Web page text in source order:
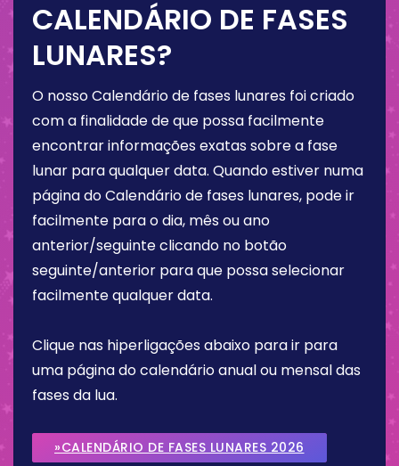
CALENDÁRIO DE FASES
LUNARES?
O nosso Calendário de fases lunares foi criado
com a finalidade de que possa facilmente
encontrar informações exatas sobre a fase
lunar para qualquer data. Quando estiver numa
página do Calendário de fases lunares, pode ir
facilmente para o dia, mês ou ano
anterior/seguinte clicando no botão
seguinte/anterior para que possa selecionar
facilmente qualquer data.
Clique nas hiperligações abaixo para ir para
uma página do calendário anual ou mensal das
fases da lua.
»CALENDÁRIO DE FASES LUNARES 2026